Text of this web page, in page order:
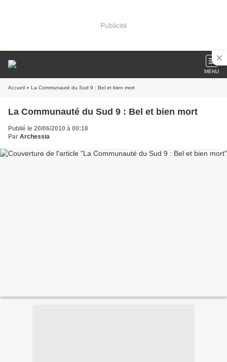
Publicité
MENU
Accueil » La Communauté du Sud 9 : Bel et bien mort
La Communauté du Sud 9 : Bel et bien mort
Publié le 20/06/2010 à 00:18
Par Archessia